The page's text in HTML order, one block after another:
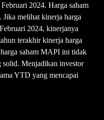
2024. Harga saham
melihat kinerja harga
2024, kinerjanya
terakhir kinerja harga
saham MAPI ini tidak
solid. Menjadikan investor
YTD yang mencapai